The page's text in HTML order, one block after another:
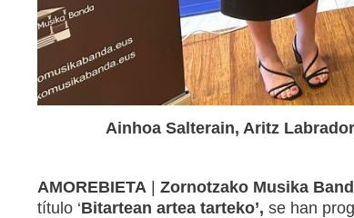
Ainhoa Salterain, Aritz
AMOREBIETA | Zornotzako Musika
título ‘Bitartean artea tarteko’, se han